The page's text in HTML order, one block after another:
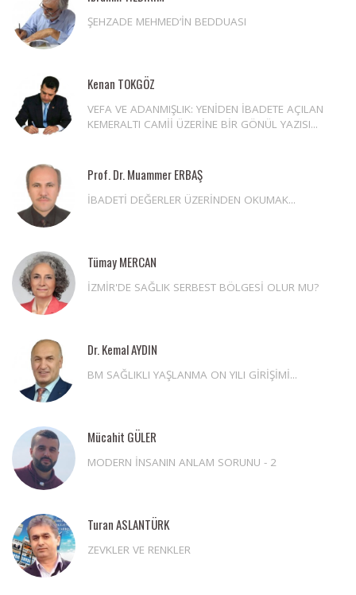
ŞEHZADE MEHMED’İN BEDDUASI
Kenan TOKGÖZ
VEFA VE ADANMIŞLIK: YENİDEN İBADETE AÇILAN
KEMERALTI CAMİİ ÜZERİNE BİR GÖNÜL YAZISI...
Prof. Dr. Muammer ERBAŞ
İBADETİ DEĞERLER ÜZERİNDEN OKUMAK...
Tümay MERCAN
İZMİR'DE SAĞLIK SERBEST BÖLGESİ OLUR MU?
Dr. Kemal AYDIN
BM SAĞLIKLI YAŞLANMA ON YILI GİRİŞİMİ...
Mücahit GÜLER
MODERN İNSANIN ANLAM SORUNU - 2
Turan ASLANTÜRK
ZEVKLER VE RENKLER